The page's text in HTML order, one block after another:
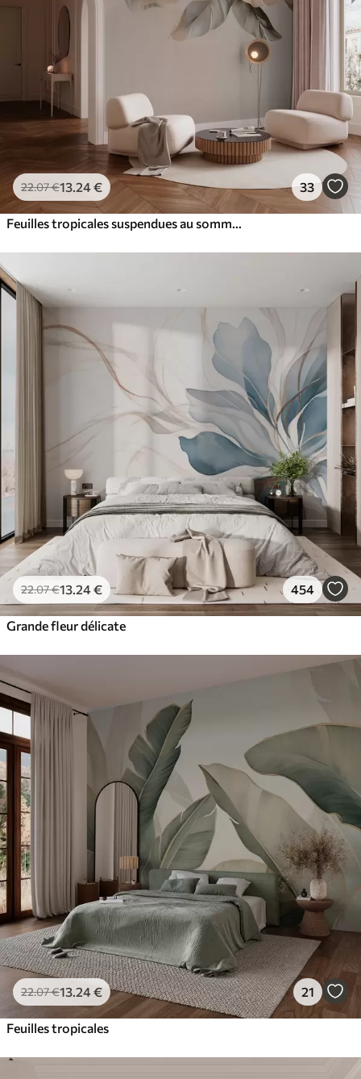
22.07€13 .24€ 33
22.07€13 .24€ 454
Grande fleur délicate
22.07€13 .24€ 21
Feuilles tropicales